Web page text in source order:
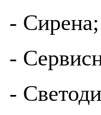
- Сирена;
-
-